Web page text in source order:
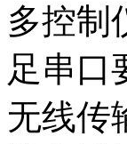
多控制
足串口
无线传